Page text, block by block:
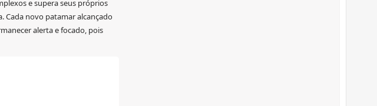
e supera seus próprios
Cada novo patamar alcançado
alerta e focado, pois